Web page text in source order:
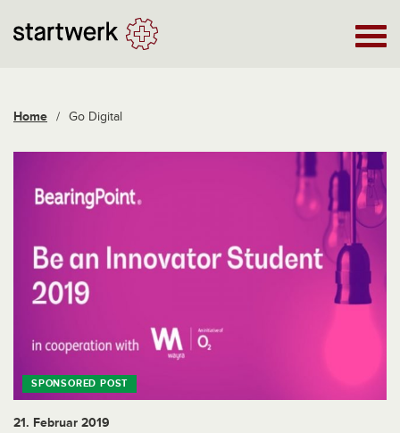
Home / Go Digital
21. Februar 2019